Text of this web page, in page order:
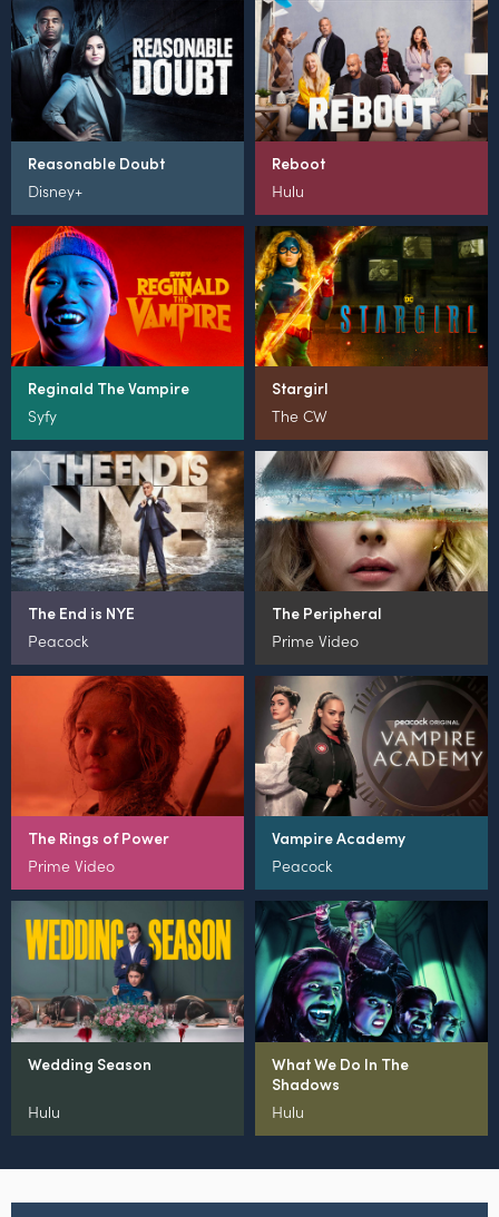
Reasonable Doubt
Disney+
Reboot
Hulu
Reginald The Vampire
Syfy
Stargirl
The CW
The End is NYE
Peacock
The Peripheral
Prime Video
The Rings of Power
Prime Video
Vampire Academy
Peacock
Wedding Season
Hulu
What We Do In The
Shadows
Hulu